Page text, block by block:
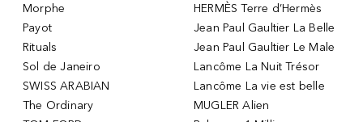
Morphe
Payot
Rituals
Sol de Janeiro
SWISS ARABIAN
The Ordinary
HERMÈS Terre d’Hermès
Jean Paul Gaultier La Belle
Jean Paul Gaultier Le Male
Lancôme La Nuit Trésor
Lancôme La vie est belle
MUGLER Alien